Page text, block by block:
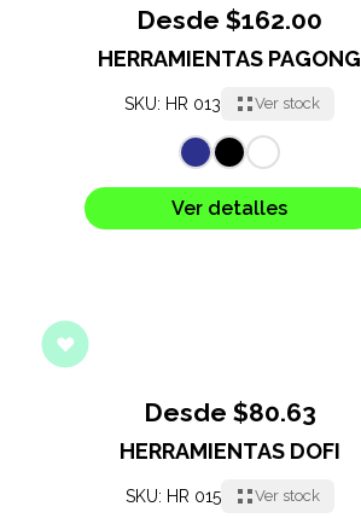
Desde $162.00
HERRAMIENTAS PAGONG
SKU: HR 013 Ver stock
Ver detalles
Desde $80.63
HERRAMIENTAS DOFI
SKU: HR 015 Ver stock